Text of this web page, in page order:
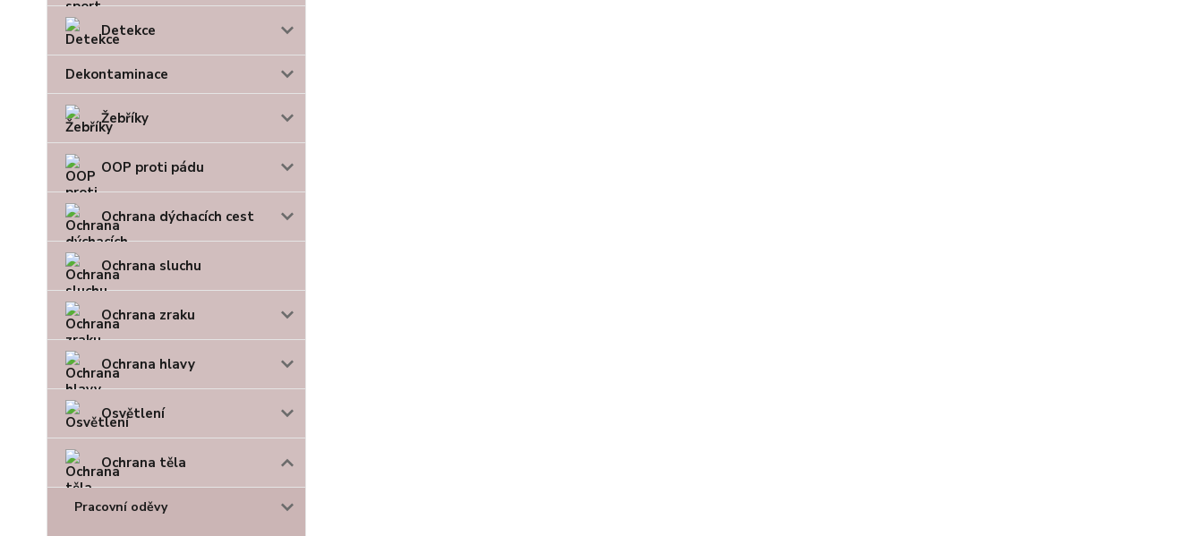
Detekce
Dekontaminace
Žebříky
OOP proti pádu
Ochrana dýchacích cest
Ochrana sluchu
Ochrana zraku
Ochrana hlavy
Osvětlení
Ochrana těla
Pracovní oděvy